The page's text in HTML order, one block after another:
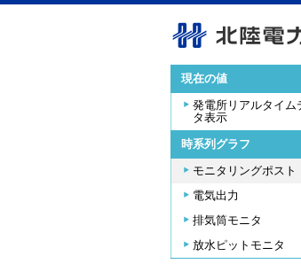
現在の値
発電所リアルタイム
タ表示
時系列グラフ
モニタリングポスト
電気出力
排気筒モニタ
放水ピットモニタ